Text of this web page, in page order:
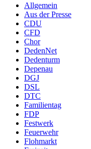
Allgemein
Aus der Presse
CDU
CFD
Chor
DedenNet
Dedenturm
Depenau
DGJ
DSL
DTC
Familientag
FDP
Festwerk
Feuerwehr
Flohmarkt